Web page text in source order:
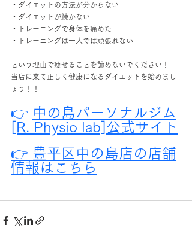
・ダイエットの方法が分からない
・ダイエットが続かない
・トレーニングで身体を痛めた
・トレーニングは一人では頑張れない
という理由で痩せることを諦めないでください！
当店に来て正しく健康になるダイエットを始めまし
ょう！！
👉 中の島パーソナルジム
[R. Physio lab]公式サイト
👉 豊平区中の島店の店舗
情報はこちら